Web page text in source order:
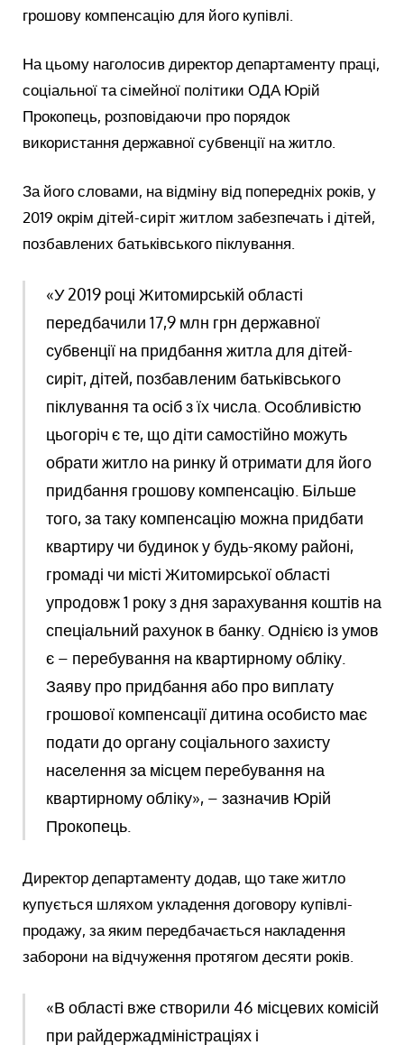
грошову компенсацію для його купівлі.
На цьому наголосив директор департаменту праці,
соціальної та сімейної політики ОДА Юрій
Прокопець, розповідаючи про порядок
використання державної субвенції на житло.
За його словами, на відміну від попередніх років, у
2019 окрім дітей-сиріт житлом забезпечать і дітей,
позбавлених батьківського піклування.
«У 2019 році Житомирській області
передбачили 17,9 млн грн державної
субвенції на придбання житла для дітей-
сиріт, дітей, позбавленим батьківського
піклування та осіб з їх числа. Особливістю
цьогоріч є те, що діти самостійно можуть
обрати житло на ринку й отримати для його
придбання грошову компенсацію. Більше
того, за таку компенсацію можна придбати
квартиру чи будинок у будь-якому районі,
громаді чи місті Житомирської області
упродовж 1 року з дня зарахування коштів на
спеціальний рахунок в банку. Однією із умов
є – перебування на квартирному обліку.
Заяву про придбання або про виплату
грошової компенсації дитина особисто має
подати до органу соціального захисту
населення за місцем перебування на
квартирному обліку», – зазначив Юрій
Прокопець.
Директор департаменту додав, що таке житло
купується шляхом укладення договору купівлі-
продажу, за яким передбачається накладення
заборони на відчуження протягом десяти років.
«В області вже створили 46 місцевих комісій
при райдержадміністраціях і